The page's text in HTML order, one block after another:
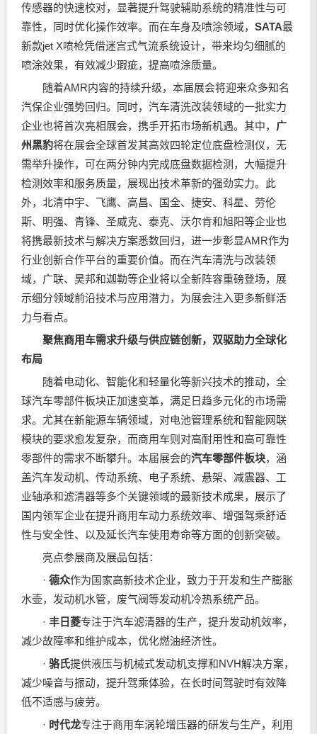
传感器的快速校对，显著提升驾驶辅助系统的精准性与可
靠性，同时优化操作效率。而在车身及喷涂领域， SATA最
新款jet X喷枪凭借迷宫式气流系统设计，带来均匀细腻的
喷涂效果，有效减少瑕疵，提高喷涂质量。
随着AMR内容的持续升级，本届展会将迎来众多知名
汽保企业强势回归。同时，汽车清洗改装领域的一批实力
企业也将首次亮相展会，携手开拓市场新机遇。其中， 广
州黑豹将在展会全球首发其高效四轮定位底盘检测仪，无
需举升操作，可在两分钟内完成底盘数据检测，大幅提升
检测效率和服务质量，展现出技术革新的强劲实力。此
外，北清中宇、飞鹰、高昌、国全、捷安、科星、劳伦
斯、明强、青锋、圣威克、泰克、沃尔肯和旭阳等企业也
将携最新技术与解决方案悉数回归，进一步彰显AMR作为
行业创新合作平台的重要价值。而在汽车清洗与改装领
域，广联、昊邦和迦勒等企业将以全新阵容重磅登场，展
示细分领域前沿技术与应用潜力，为展会注入更多新鲜活
力与看点。
聚焦商用车需求升级与供应链创新，双驱助力全球化
布局
随着电动化、智能化和轻量化等新兴技术的推动，全
球汽车零部件板块正加速变革，满足日趋多元化的市场需
求。尤其在新能源车辆领域，对电池管理系统和智能网联
模块的要求愈发复杂，而商用车则对高耐用性和高可靠性
零部件的需求不断攀升。本届展会的汽车零部件板块，涵
盖汽车发动机、传动系统、电子系统、悬架、减震器、工
业轴承和滤清器等多个关键领域的最新技术成果，展示了
国内领军企业在提升商用车动力系统效率、增强驾乘舒适
性与安全性、以及延长汽车使用寿命等方面的创新突破。
亮点参展商及展品包括：
· 德众作为国家高新技术企业，致力于开发和生产膨胀
水壶，发动机水管，废气阀等发动机冷热系统产品。
· 丰日菱专注于汽车滤清器的生产，提升发动机效率，
减少故障率和维护成本，优化燃油经济性。
· 骆氏提供液压与机械式发动机支撑和NVH解决方案，
减少噪音与振动，提升驾乘体验，在长时间驾驶时有效降
低不适感与疲劳。
· 时代龙专注于商用车涡轮增压器的研发与生产，利用